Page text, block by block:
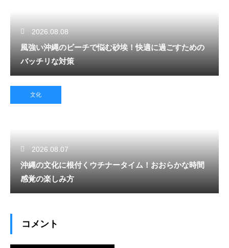
2026.08.08
風強い沖縄のビーチで悩む砂埃！快適に過ごすための
バッチリな対策
文化
2026.08.07
沖縄の文化に根付くウチナータイム！おおらかな時間
感覚の楽しみ方
コメント